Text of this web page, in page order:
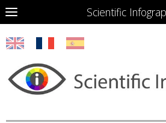
Scientific